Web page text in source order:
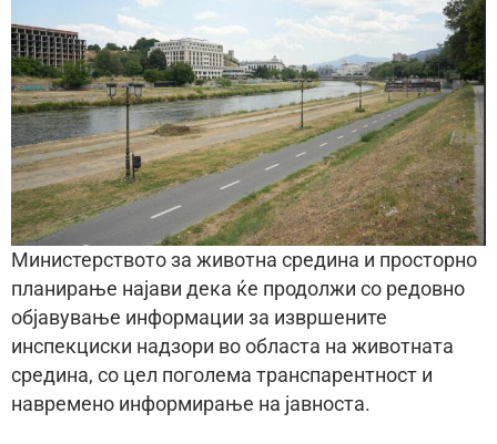
Министерството за животна средина и просторно
планирање најави дека ќе продолжи со редовно
објавување информации за извршените
инспекциски надзори во областа на животната
средина, со цел поголема транспарентност и
навремено информирање на јавноста.